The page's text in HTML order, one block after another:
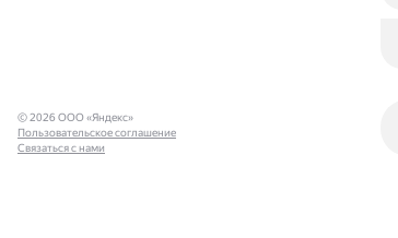
© 2026 ООО «Яндекс»
Пользовательское соглашение
Связаться с нами